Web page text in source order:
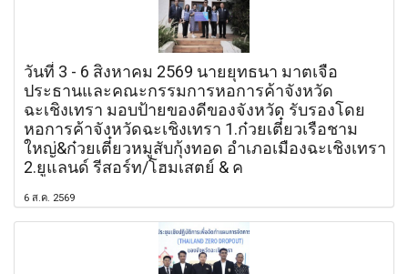
วันที่ 3 - 6 สิงหาคม 2569 นายยุทธนา มาตเจือ
ประธานและคณะกรรมการหอการค้าจังหวัด
ฉะเชิงเทรา มอบป้ายของดีของจังหวัด รับรองโดย
หอการค้าจังหวัดฉะเชิงเทรา 1.ก๋วยเตี๋ยวเรือชาม
ใหญ่&ก๋วยเตี๋ยวหมูสับกุ้งทอด อำเภอเมืองฉะเชิงเทรา
2.ยูแลนด์ รีสอร์ท/โฮมเสตย์ & ค
6 ส.ค. 2569